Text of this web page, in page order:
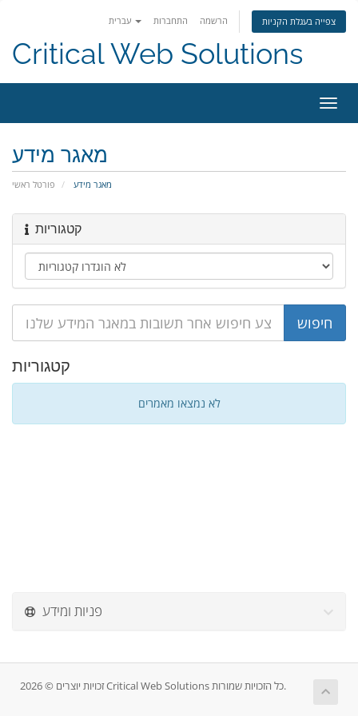
התחברות הרשמה צפייה בעגלת הקניות
Critical Web Solutions
ניווט
מאגר מידע
פורטל ראשי מאגר מידע
קטגוריות
קטגוריות
לא נמצאו מאמרים
פניות ומידע
זכויות יוצרים © 2026 Critical Web Solutions כל הזכויות שמורות.